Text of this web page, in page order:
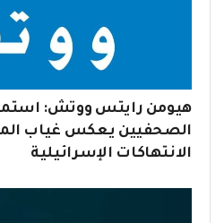
هيومن رايتس ووتش:
الصحفيين يعكس غياب
الانتهاكات الإسرائيلية